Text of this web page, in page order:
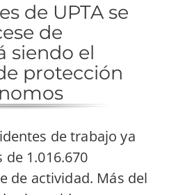
de UPTA se
de
siendo el
protección
de trabajo ya
1.016.670
de actividad. Más del